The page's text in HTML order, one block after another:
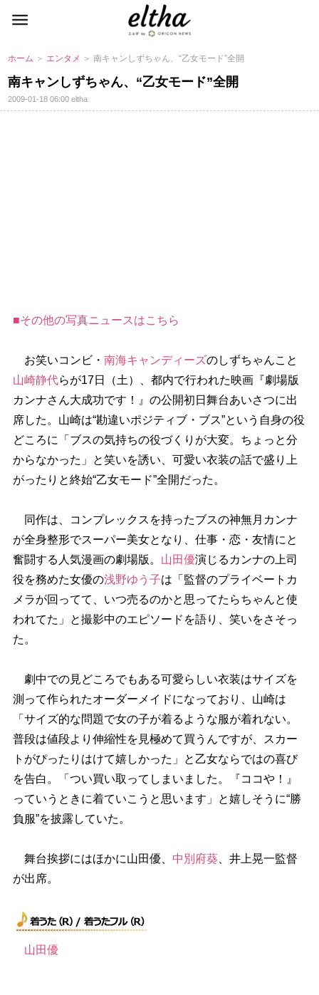
ホーム ＞ エンタメ ＞ 南キャンしずちゃん、“乙女モード”全開
南キャンしずちゃん、“乙女モード”全開
2009-01-18 06:00eltha
■その他の写真ニュースはこちら
お笑いコンビ・ 南海キャンディーズのしずちゃんこと
山崎静代らが17日（土）、都内で行われた映画『劇場版
カンナさん大成功です！』の公開初日舞台あいさつに出
席した。山崎は“勘違いポジティブ・ブス”という自身の役
どころに「ブスの気持ちの役づくりが大変。ちょっと分
からなかった」と笑いを誘い、可愛い衣装の話で盛り上
がったりと終始“乙女モード”全開だった。
同作は、コンプレックスを持ったブスの神無月カンナ
が全身整形でスーパー美女となり、仕事・恋・友情にと
奮闘する人気漫画の劇場版。 山田優演じるカンナの上司
役を務めた女優の浅野ゆう子は「監督のプライベートカ
メラが回ってて、いつ売るのかと思ってたらちゃんと使
われてた」と撮影中のエピソードを語り、笑いをさそっ
た。
劇中での見どころでもある可愛らしい衣装はサイズを
測って作られたオーダーメイドになっており、山崎は
「サイズ的な問題で女の子が着るような服が着れない。
普段は値段より伸縮性を見極めて買うんですが、スカー
トがぴったりはけて嬉しかった」と乙女ならではの喜び
を告白。「つい買い取ってしまいました。『ココや！』
っていうときに着ていこうと思います」と嬉しそうに“勝
負服”を披露していた。
舞台挨拶にはほかに山田優、 中別府葵、井上晃一監督
が出席。
山田優